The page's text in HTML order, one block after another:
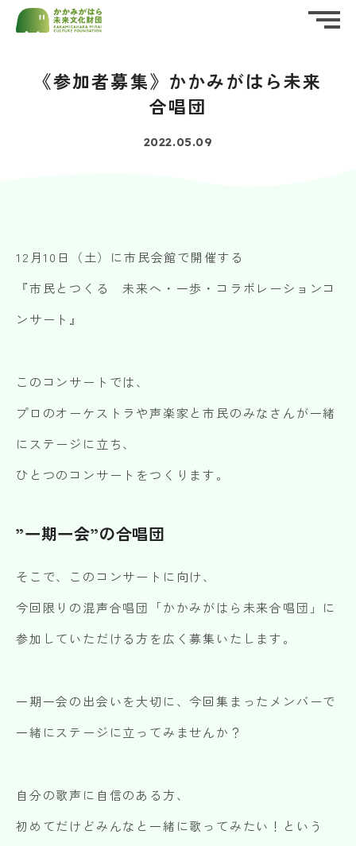
公益財団法人かかみがはら未来文化財団
（後援名義使用）承認申請書
ダウンロード （Word）
※上記の各種申請は郵送またはお問い合わせフォームからデータをアップロードす
私たちについて
ABOUT US
お知らせ
PROFILE
活動報告
HALL
お問い合わせ
《参加者募集》かかみがはら未来
合唱団
2022.05.09
12月10日（土）に市民会館で開催する
『市民とつくる 未来へ・一歩・コラボレーションコ
ンサート』
このコンサートでは、
プロのオーケストラや声楽家と市民のみなさんが一緒
にステージに立ち、
ひとつのコンサートをつくります。
”一期一会”の合唱団
そこで、このコンサートに向け、
今回限りの混声合唱団「かかみがはら未来合唱団」に
参加していただける方を広く募集いたします。
一期一会の出会いを大切に、今回集まったメンバーで
一緒にステージに立ってみませんか？
自分の歌声に自信のある方、
初めてだけどみんなと一緒に歌ってみたい！という